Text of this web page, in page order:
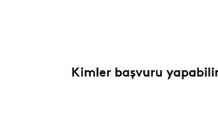
Kimler başvuru